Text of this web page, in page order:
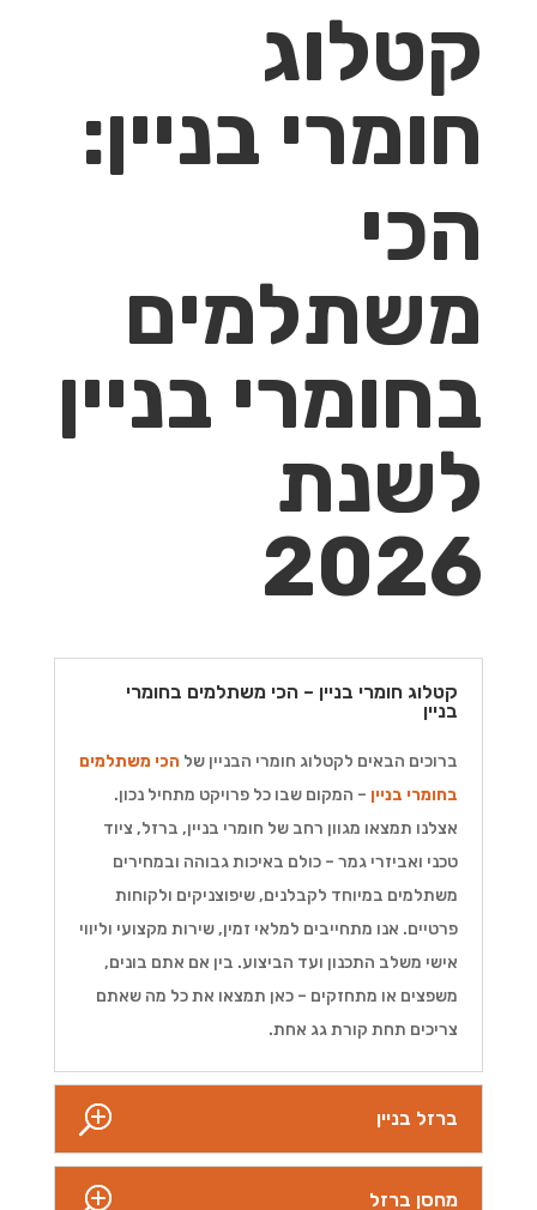
קטלוג
חומרי בניין:
הכי
משתלמים
בחומרי בניין
לשנת
2026
קטלוג חומרי בניין – הכי משתלמים בחומרי
בניין
ברוכים הבאים לקטלוג חומרי הבניין של הכי משתלמים
בחומרי בניין – המקום שבו כל פרויקט מתחיל נכון.
אצלנו תמצאו מגוון רחב של חומרי בניין, ברזל, ציוד
טכני ואביזרי גמר – כולם באיכות גבוהה ובמחירים
משתלמים במיוחד לקבלנים, שיפוצניקים ולקוחות
פרטיים. אנו מתחייבים למלאי זמין, שירות מקצועי וליווי
אישי משלב התכנון ועד הביצוע. בין אם אתם בונים,
משפצים או מתחזקים – כאן תמצאו את כל מה שאתם
צריכים תחת קורת גג אחת.
ברזל בניין
מחסן ברזל